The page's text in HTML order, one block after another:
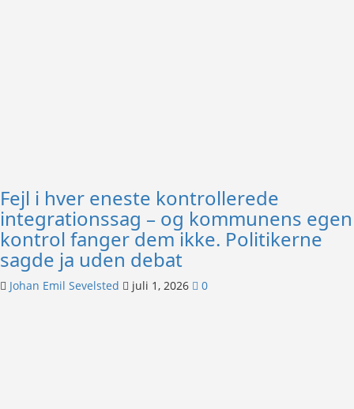
Fejl i hver eneste kontrollerede
integrationssag – og kommunens egen
kontrol fanger dem ikke. Politikerne
sagde ja uden debat
Johan Emil Sevelsted juli 1, 2026 0